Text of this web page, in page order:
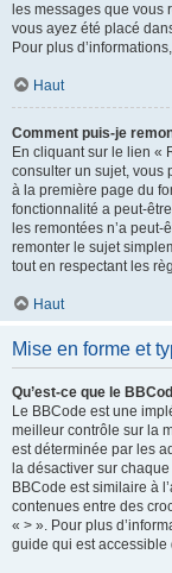
les messages que vous
vous ayez été placé
Pour plus
Haut
Comment puis-je
En cliquant sur le lien «
consulter un sujet, vous
à la première page du
fonctionnalité a peut-
les remontées n’a
remonter le sujet
tout en respectant les
Haut
Mise en forme et
Qu’est-ce que le
Le BBCode est une
meilleur contrôle sur la
est déterminée par les
la désactiver sur
BBCode est similaire à
contenues entre des
« > ». Pour plus
guide qui est